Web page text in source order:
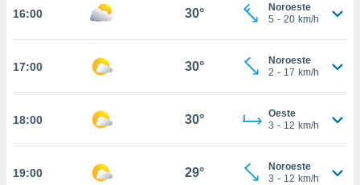
nuestros
nos
análisis
perfil
y
en
16:00 30°
Noroeste
5 - 20 km/h
17:00 30°
Noroeste
2 - 17 km/h
18:00 30°
Oeste
3 - 12 km/h
19:00 29°
Noroeste
3 - 12 km/h